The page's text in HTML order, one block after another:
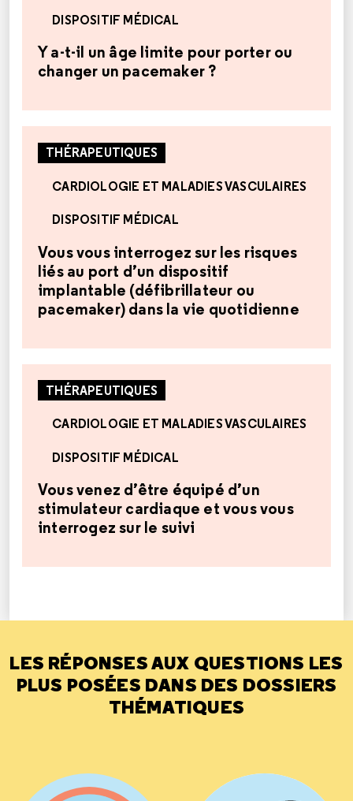
DISPOSITIF MÉDICAL
Y a-t-il un âge limite pour porter ou
changer un pacemaker ?
THÉRAPEUTIQUES
CARDIOLOGIE ET MALADIES VASCULAIRES
DISPOSITIF MÉDICAL
Vous vous interrogez sur les risques
liés au port d’un dispositif
implantable (défibrillateur ou
pacemaker) dans la vie quotidienne
THÉRAPEUTIQUES
CARDIOLOGIE ET MALADIES VASCULAIRES
DISPOSITIF MÉDICAL
Vous venez d’être équipé d’un
stimulateur cardiaque et vous vous
interrogez sur le suivi
LES RÉPONSES AUX QUESTIONS LES
PLUS POSÉES DANS DES DOSSIERS
THÉMATIQUES